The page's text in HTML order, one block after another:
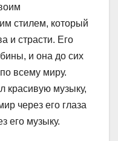
стилем, который
и страсти. Его
и она до сих
всему миру.
красивую музыку,
через его глаза
его музыку.